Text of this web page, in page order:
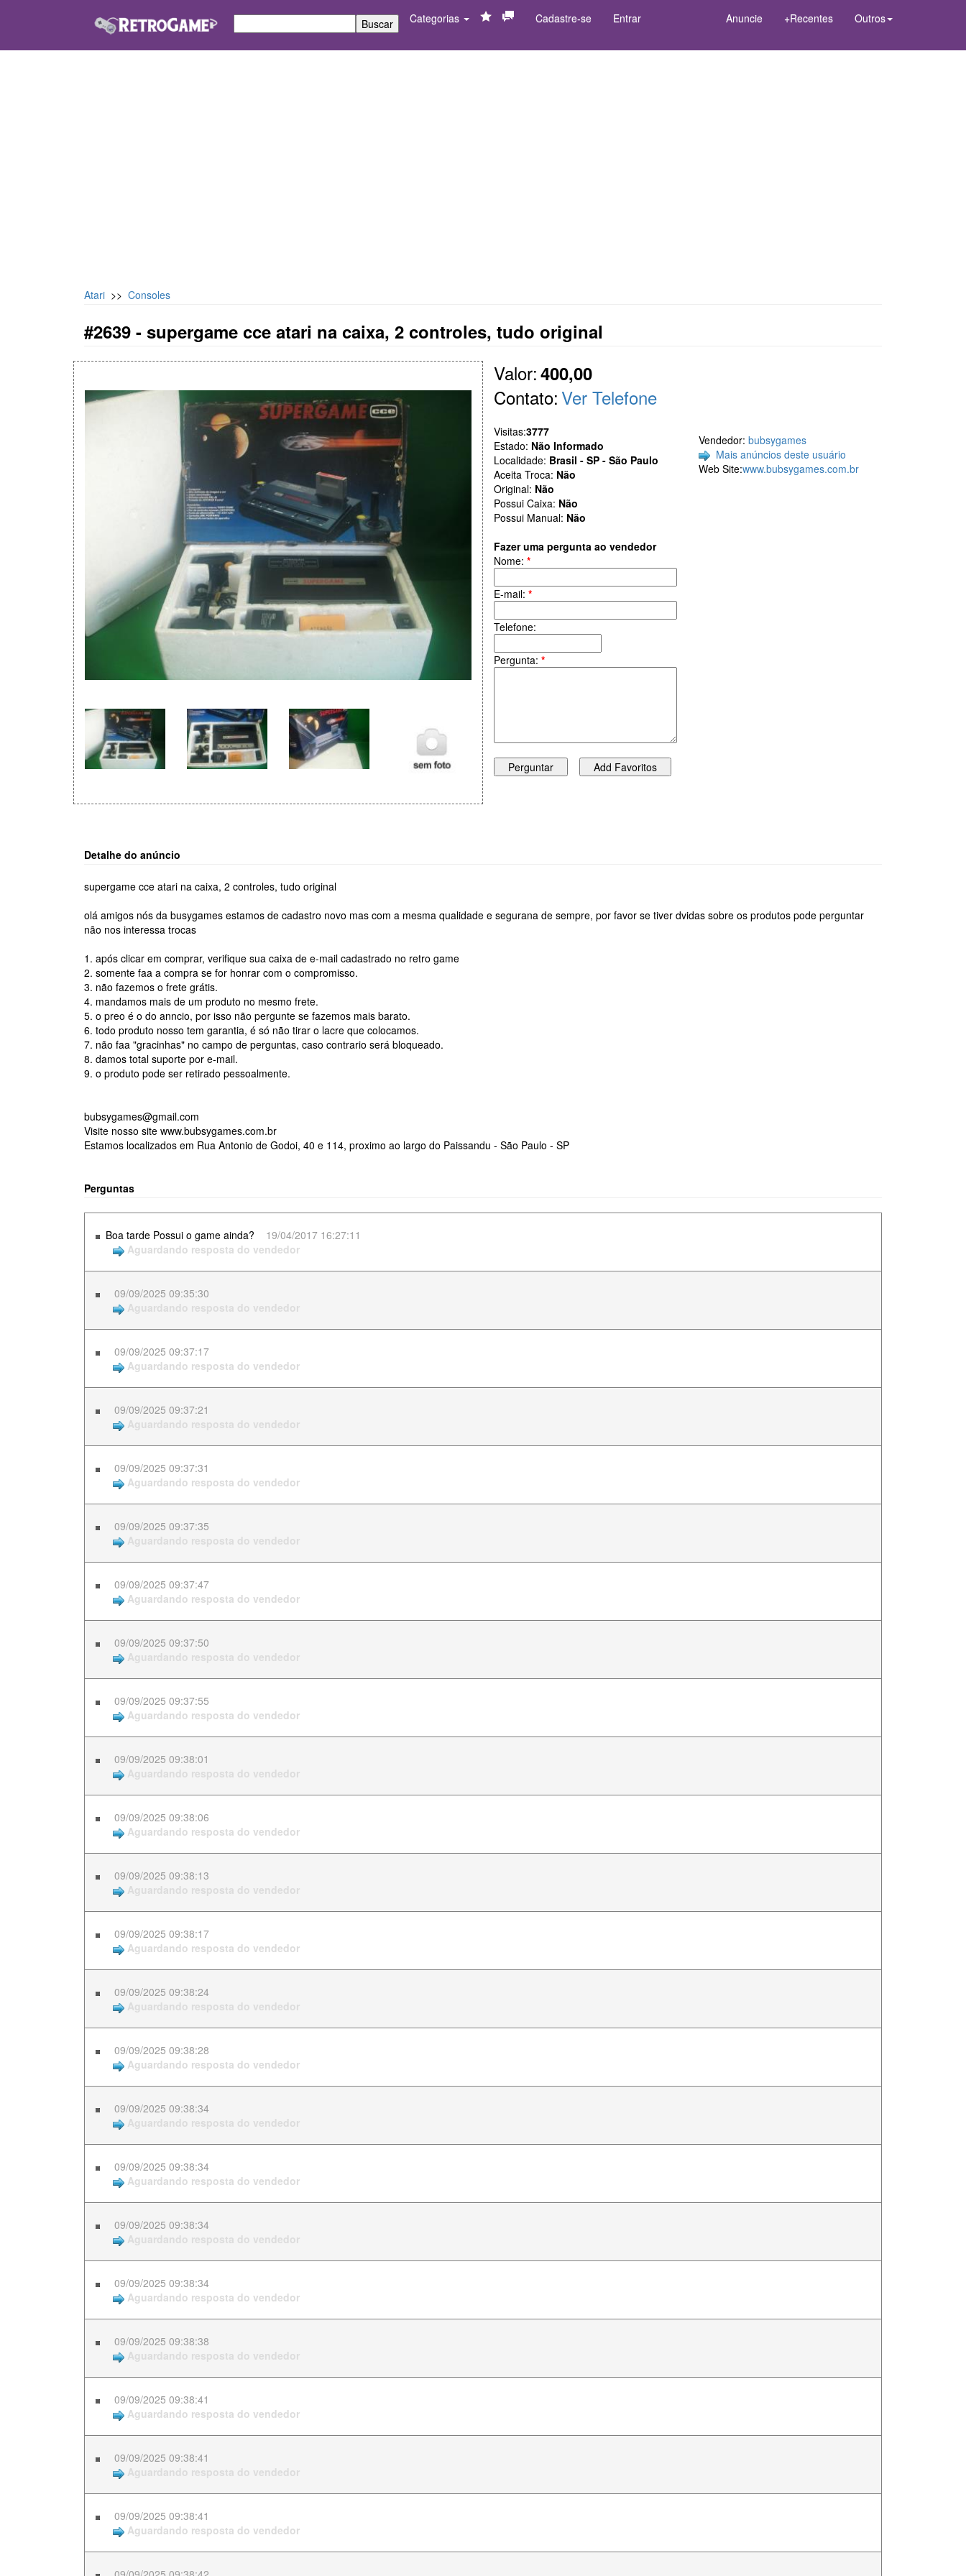
Categorias Cadastre-se Entrar Anuncie +Recentes Outros
Atari >> Consoles
#2639 - supergame cce atari na caixa, 2 controles, tudo original
Valor:400,00
Contato:Ver Telefone
Visitas:3777
Estado: Não Informado
Localidade: Brasil - SP - São Paulo
Aceita Troca: Não
Original: Não
Possui Caixa: Não
Possui Manual: Não
Fazer uma pergunta ao vendedor
Nome: *
E-mail: *
Telefone:
Pergunta: *
Vendedor: bubsygames
Mais anúncios deste usuário
Web Site:www.bubsygames.com.br
Detalhe do anúncio
supergame cce atari na caixa, 2 controles, tudo original
olá amigos nós da busygames estamos de cadastro novo mas com a mesma qualidade e segurana de sempre, por favor se tiver dvidas sobre os produtos pode perguntar
não nos interessa trocas
1. após clicar em comprar, verifique sua caixa de e-mail cadastrado no retro game
2. somente faa a compra se for honrar com o compromisso.
3. não fazemos o frete grátis.
4. mandamos mais de um produto no mesmo frete.
5. o preo é o do anncio, por isso não pergunte se fazemos mais barato.
6. todo produto nosso tem garantia, é só não tirar o lacre que colocamos.
7. não faa "gracinhas" no campo de perguntas, caso contrario será bloqueado.
8. damos total suporte por e-mail.
9. o produto pode ser retirado pessoalmente.
bubsygames@gmail.com
Visite nosso site www.bubsygames.com.br
Estamos localizados em Rua Antonio de Godoi, 40 e 114, proximo ao largo do Paissandu - São Paulo - SP
Perguntas
Boa tarde Possui o game ainda?
19/04/2017 16:27:11
Aguardando resposta do vendedor
09/09/2025 09:35:30
Aguardando resposta do vendedor
09/09/2025 09:37:17
Aguardando resposta do vendedor
09/09/2025 09:37:21
Aguardando resposta do vendedor
09/09/2025 09:37:31
Aguardando resposta do vendedor
09/09/2025 09:37:35
Aguardando resposta do vendedor
09/09/2025 09:37:47
Aguardando resposta do vendedor
09/09/2025 09:37:50
Aguardando resposta do vendedor
09/09/2025 09:37:55
Aguardando resposta do vendedor
09/09/2025 09:38:01
Aguardando resposta do vendedor
09/09/2025 09:38:06
Aguardando resposta do vendedor
09/09/2025 09:38:13
Aguardando resposta do vendedor
09/09/2025 09:38:17
Aguardando resposta do vendedor
09/09/2025 09:38:24
Aguardando resposta do vendedor
09/09/2025 09:38:28
Aguardando resposta do vendedor
09/09/2025 09:38:34
Aguardando resposta do vendedor
09/09/2025 09:38:34
Aguardando resposta do vendedor
09/09/2025 09:38:34
Aguardando resposta do vendedor
09/09/2025 09:38:34
Aguardando resposta do vendedor
09/09/2025 09:38:38
Aguardando resposta do vendedor
09/09/2025 09:38:41
Aguardando resposta do vendedor
09/09/2025 09:38:41
Aguardando resposta do vendedor
09/09/2025 09:38:41
Aguardando resposta do vendedor